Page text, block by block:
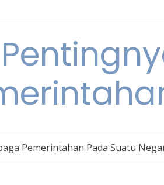
Pemerintahan Pada Suatu